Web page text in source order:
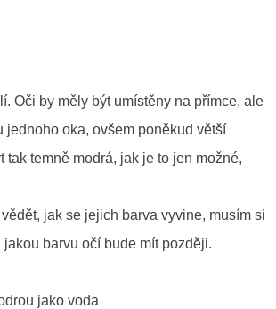
Oči by měly být umístěny na přímce, ale
oka, ovšem poněkud větší
temně modrá, jak je to jen možné,
jak se jejich barva vyvine, musím si
barvu očí bude mít později.
jako voda